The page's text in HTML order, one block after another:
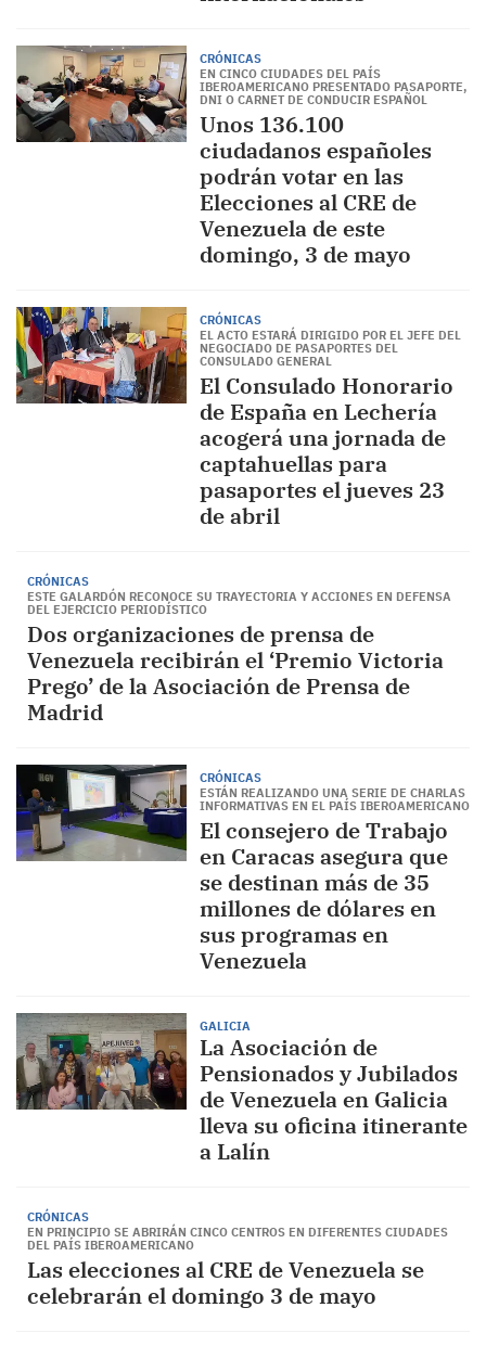
CRÓNICAS
EN CINCO CIUDADES DEL PAÍS
IBEROAMERICANO PRESENTADO PASAPORTE,
DNI O CARNET DE CONDUCIR ESPAÑOL
Unos 136.100
ciudadanos españoles
podrán votar en las
Elecciones al CRE de
Venezuela de este
domingo, 3 de mayo
CRÓNICAS
EL ACTO ESTARÁ DIRIGIDO POR EL JEFE DEL
NEGOCIADO DE PASAPORTES DEL
CONSULADO GENERAL
El Consulado Honorario
de España en Lechería
acogerá una jornada de
captahuellas para
pasaportes el jueves 23
de abril
CRÓNICAS
ESTE GALARDÓN RECONOCE SU TRAYECTORIA Y ACCIONES EN DEFENSA
DEL EJERCICIO PERIODÍSTICO
Dos organizaciones de prensa de
Venezuela recibirán el ‘Premio Victoria
Prego’ de la Asociación de Prensa de
Madrid
CRÓNICAS
ESTÁN REALIZANDO UNA SERIE DE CHARLAS
INFORMATIVAS EN EL PAÍS IBEROAMERICANO
El consejero de Trabajo
en Caracas asegura que
se destinan más de 35
millones de dólares en
sus programas en
Venezuela
GALICIA
La Asociación de
Pensionados y Jubilados
de Venezuela en Galicia
lleva su oficina itinerante
a Lalín
CRÓNICAS
EN PRINCIPIO SE ABRIRÁN CINCO CENTROS EN DIFERENTES CIUDADES
DEL PAÍS IBEROAMERICANO
Las elecciones al CRE de Venezuela se
celebrarán el domingo 3 de mayo